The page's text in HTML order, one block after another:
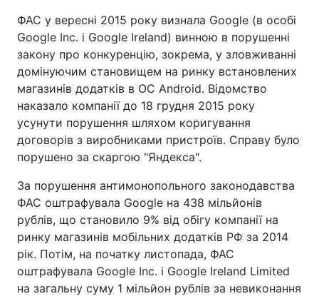
ФАС у вересні 2015 року визнала Google (в особі
Google Inc. і Google Ireland) винною в порушенні
закону про конкуренцію, зокрема, у зловживанні
домінуючим становищем на ринку встановлених
магазинів додатків в ОС Android. Відомство
наказало компанії до 18 грудня 2015 року
усунути порушення шляхом коригування
договорів з виробниками пристроїв. Справу було
порушено за скаргою "Яндекса".
За порушення антимонопольного законодавства
ФАС оштрафувала Google на 438 мільйонів
рублів, що становило 9% від обігу компанії на
ринку магазинів мобільних додатків РФ за 2014
рік. Потім, на початку листопада, ФАС
оштрафувала Google Inc. і Google Ireland Limited
на загальну суму 1 мільйон рублів за невиконання